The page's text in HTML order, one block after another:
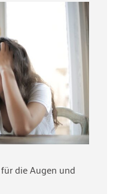
die Augen und